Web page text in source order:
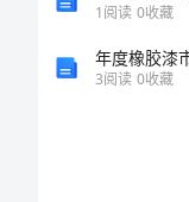
1阅读 0收藏
3阅读 0收藏